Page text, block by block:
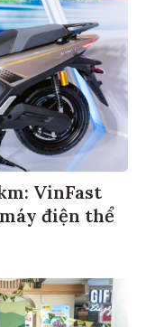
VinFast
điện thể